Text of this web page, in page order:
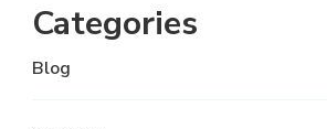
Categories
Blog